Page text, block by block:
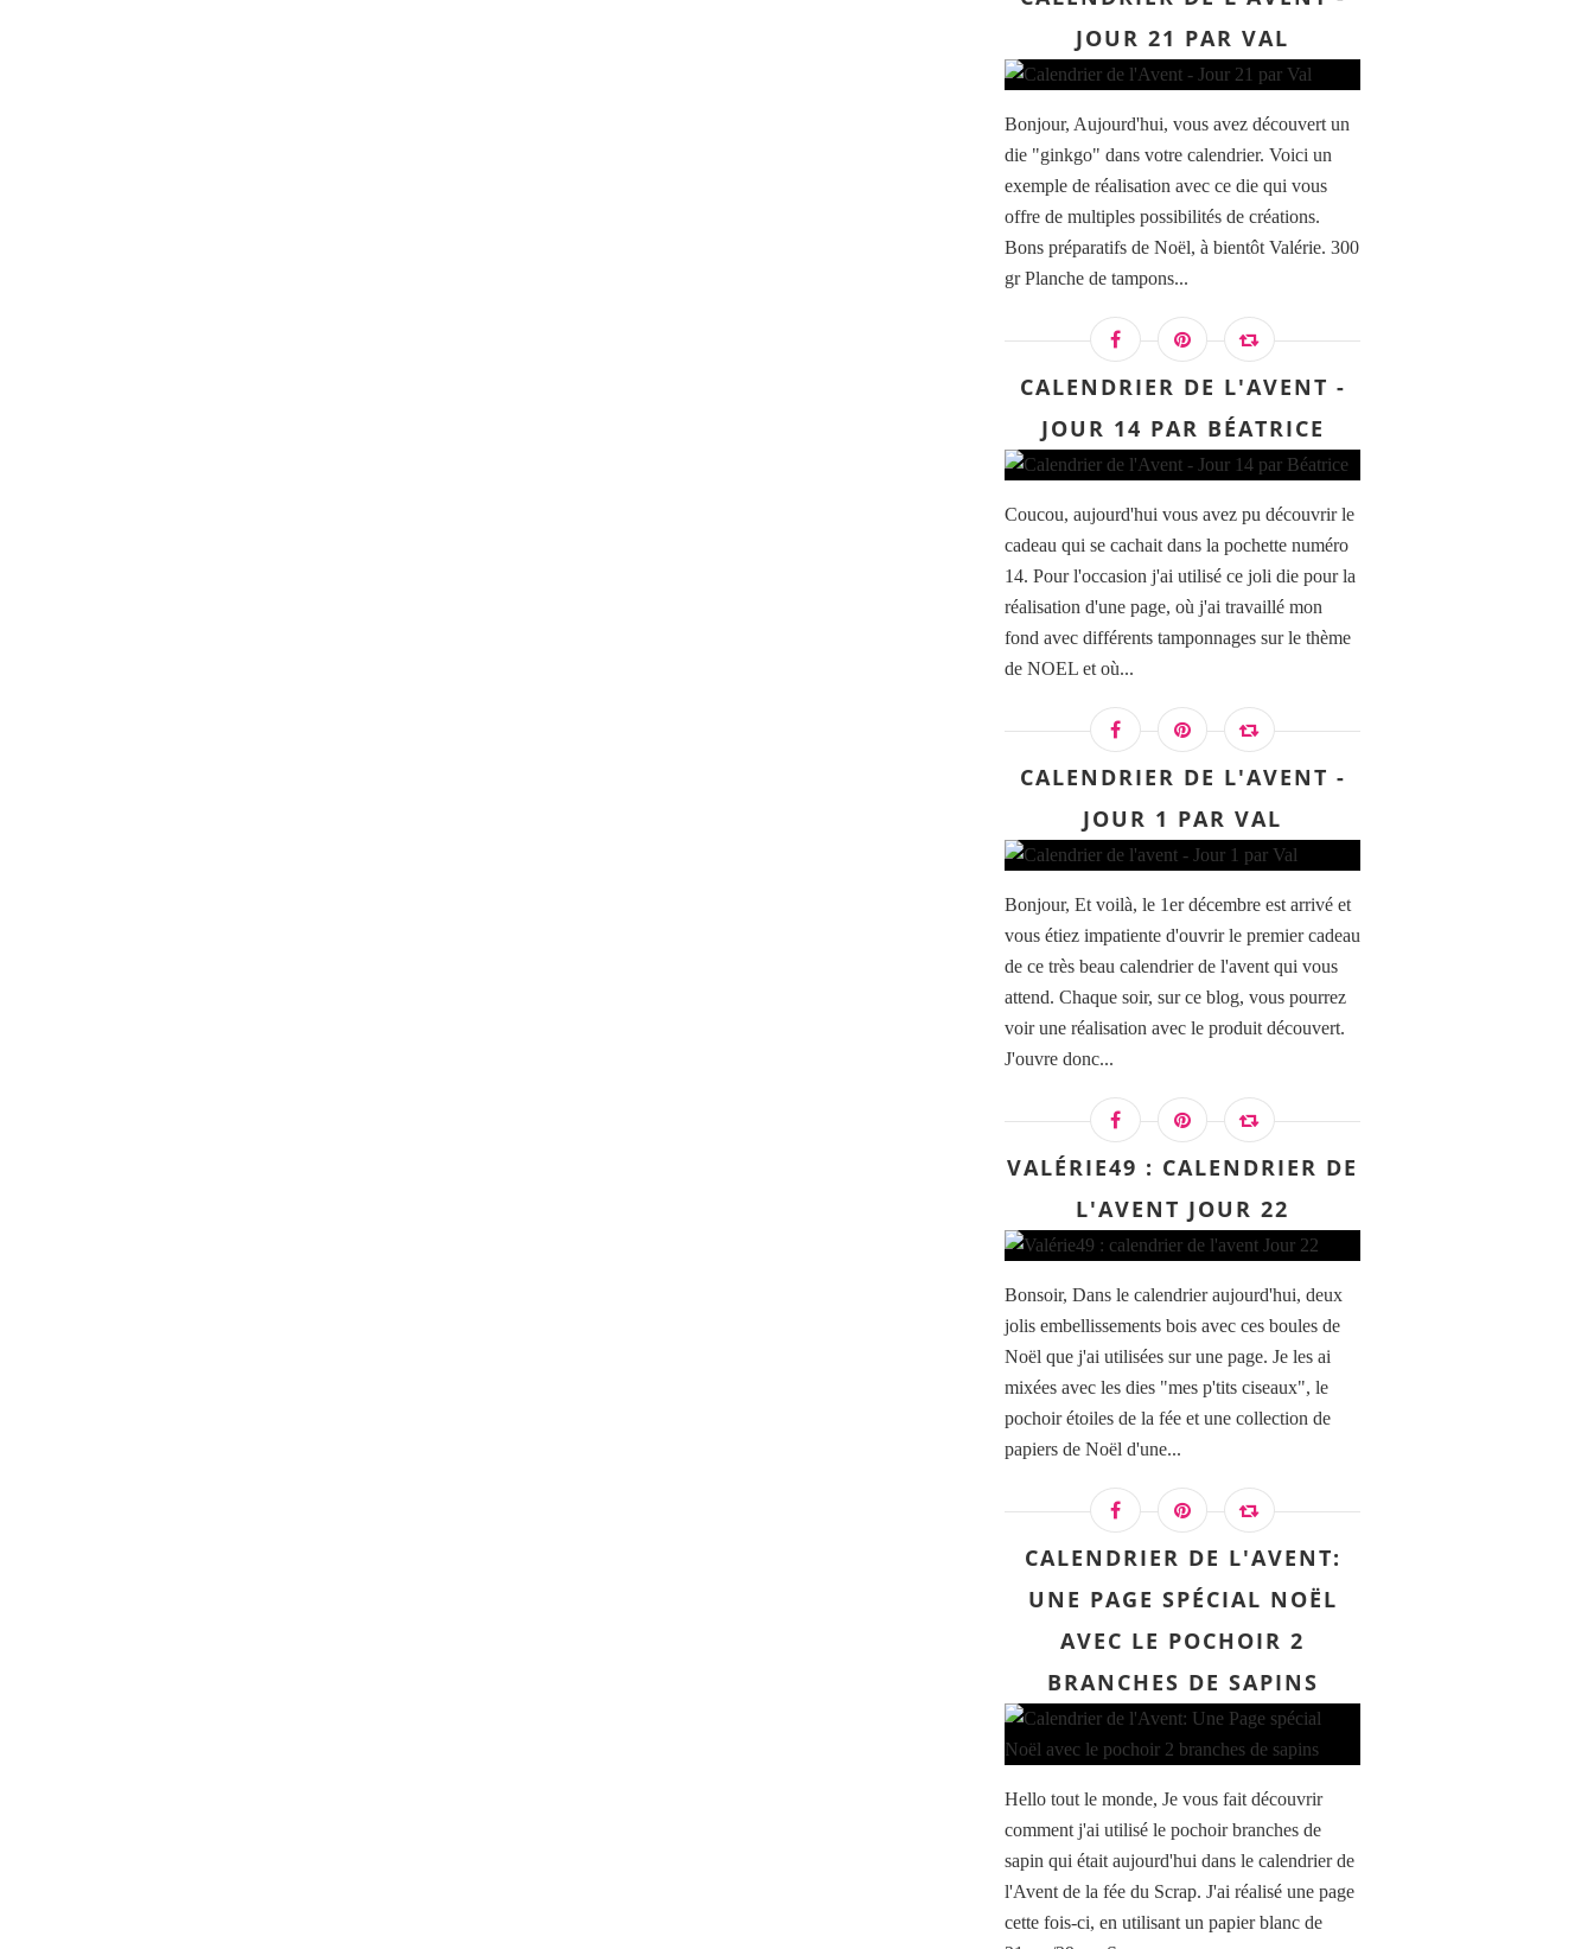
JOUR 21 PAR VAL
Bonjour, Aujourd'hui, vous avez découvert un
die "ginkgo" dans votre calendrier. Voici un
exemple de réalisation avec ce die qui vous
offre de multiples possibilités de créations.
Bons préparatifs de Noël, à bientôt Valérie. 300
gr Planche de tampons...
CALENDRIER DE L'AVENT -
JOUR 14 PAR BÉATRICE
Coucou, aujourd'hui vous avez pu découvrir le
cadeau qui se cachait dans la pochette numéro
14. Pour l'occasion j'ai utilisé ce joli die pour la
réalisation d'une page, où j'ai travaillé mon
fond avec différents tamponnages sur le thème
de NOEL et où...
CALENDRIER DE L'AVENT -
JOUR 1 PAR VAL
Bonjour, Et voilà, le 1er décembre est arrivé et
vous étiez impatiente d'ouvrir le premier cadeau
de ce très beau calendrier de l'avent qui vous
attend. Chaque soir, sur ce blog, vous pourrez
voir une réalisation avec le produit découvert.
J'ouvre donc...
VALÉRIE49 : CALENDRIER DE
L'AVENT JOUR 22
Bonsoir, Dans le calendrier aujourd'hui, deux
jolis embellissements bois avec ces boules de
Noël que j'ai utilisées sur une page. Je les ai
mixées avec les dies "mes p'tits ciseaux", le
pochoir étoiles de la fée et une collection de
papiers de Noël d'une...
CALENDRIER DE L'AVENT:
UNE PAGE SPÉCIAL NOËL
AVEC LE POCHOIR 2
BRANCHES DE SAPINS
Hello tout le monde, Je vous fait découvrir
comment j'ai utilisé le pochoir branches de
sapin qui était aujourd'hui dans le calendrier de
l'Avent de la fée du Scrap. J'ai réalisé une page
cette fois-ci, en utilisant un papier blanc de